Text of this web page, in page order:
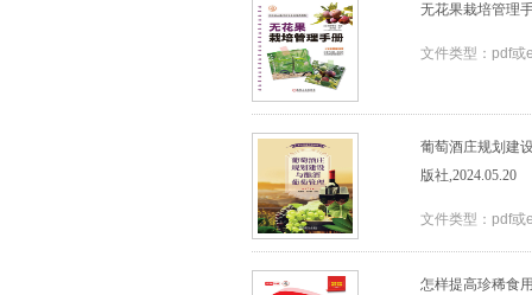
无花果栽培管理
文件类型：pdf
葡萄酒庄规划建
版社,2024.05.20
文件类型：pdf
怎样提高珍稀食